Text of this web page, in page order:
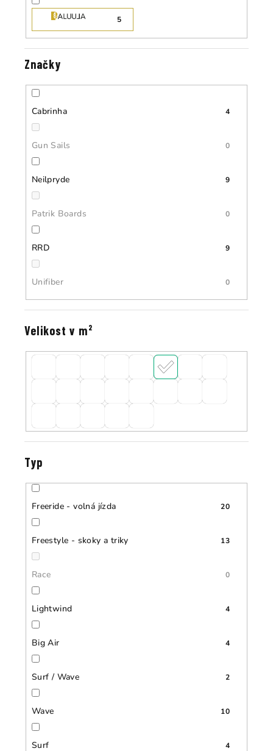
5
Značky
Cabrinha 4
Gun Sails 0
Neilpryde 9
Patrik Boards 0
RRD 9
Unifiber 0
Velikost v m²
Typ
Freeride - volná jízda 20
Freestyle - skoky a triky 13
Race 0
Lightwind 4
Big Air 4
Surf / Wave 2
Wave 10
Surf 4